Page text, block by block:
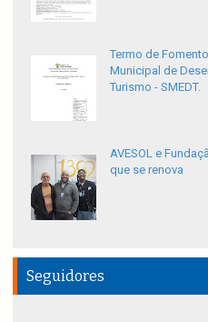
Termo de
Municipal de
Turismo - SMEDT.
AVESOL e
que se renova
Seguidores